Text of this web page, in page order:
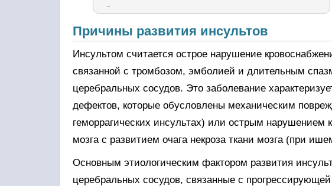
Симптомы ишемического инсульта
Осложненное течение ишемического инсульта
Причины развития инсультов
Инсультом считается острое нарушение
связанной с тромбозом, эмболией и длительным
церебральных сосудов. Это заболевание
дефектов, которые обусловлены механическим
геморрагических инсультах) или острым нарушением
мозга с развитием очага некроза ткани мозга (при
Основным этиологическим фактором развития
церебральных сосудов, связанные с